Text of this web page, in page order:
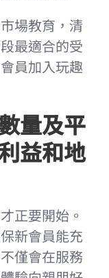
場教育，清
最適合的受
員加入玩趣
量及平
益和地
正要開始。
新會員能充
僅會在服務